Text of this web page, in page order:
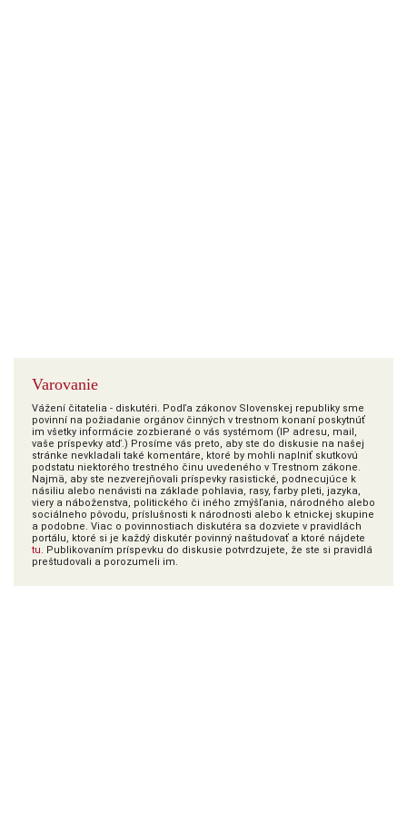
Varovanie
Vážení čitatelia - diskutéri. Podľa zákonov Slovenskej republiky sme
povinní na požiadanie orgánov činných v trestnom konaní poskytnúť
im všetky informácie zozbierané o vás systémom (IP adresu, mail,
vaše príspevky atď.) Prosíme vás preto, aby ste do diskusie na našej
stránke nevkladali také komentáre, ktoré by mohli naplniť skutkovú
podstatu niektorého trestného činu uvedeného v Trestnom zákone.
Najmä, aby ste nezverejňovali príspevky rasistické, podnecujúce k
násiliu alebo nenávisti na základe pohlavia, rasy, farby pleti, jazyka,
viery a náboženstva, politického či iného zmýšľania, národného alebo
sociálneho pôvodu, príslušnosti k národnosti alebo k etnickej skupine
a podobne. Viac o povinnostiach diskutéra sa dozviete v pravidlách
portálu, ktoré si je každý diskutér povinný naštudovať a ktoré nájdete
tu. Publikovaním príspevku do diskusie potvrdzujete, že ste si pravidlá
preštudovali a porozumeli im.